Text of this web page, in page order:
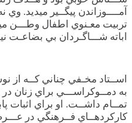
آمــــوزاندن پيگــير ميديد.
تربيت معـنوي اطفال وطـــن
اباته شـــاگـردان بي بضاعـت
اســتاد مخـفي چناني کــه از
به دمــوکراســـي براي زنان
تمــام داشــت. او براي اثبات
کارکردهــاي فــرهنگي در